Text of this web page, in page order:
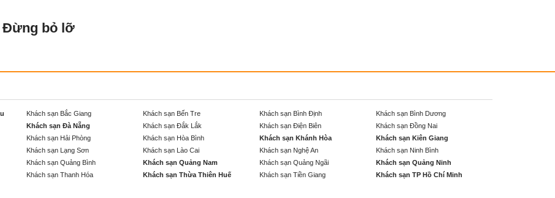
Đừng bỏ lỡ
Khách sạn Bắc Giang Khách sạn Bến Tre Khách sạn Bình Định
Khách sạn Bình Dương
Khách sạn Đà Nẵng Khách sạn Đắk Lắk Khách sạn Điện Biên
Khách sạn Đồng Nai
Khách sạn Hải Phòng Khách sạn Hòa Bình Khách sạn Khánh Hòa
Khách sạn Kiên Giang
Khách sạn Lạng Sơn Khách sạn Lào Cai Khách sạn Nghệ An
Khách sạn Ninh Bình
Khách sạn Quảng Bình Khách sạn Quảng Nam Khách sạn Quảng Ngãi
Khách sạn Quảng Ninh
Khách sạn Thanh Hóa Khách sạn Thừa Thiên Huế Khách sạn Tiền Giang
Khách sạn TP Hồ Chí Minh